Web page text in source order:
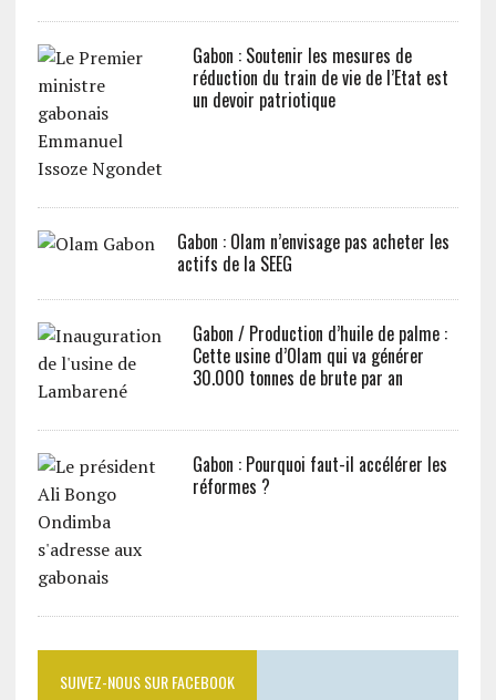
Gabon : Soutenir les mesures de
réduction du train de vie de l’Etat est
un devoir patriotique
Gabon : Olam n’envisage pas acheter les
actifs de la SEEG
Gabon / Production d’huile de palme :
Cette usine d’Olam qui va générer
30.000 tonnes de brute par an
Gabon : Pourquoi faut-il accélérer les
réformes ?
SUIVEZ-NOUS SUR FACEBOOK